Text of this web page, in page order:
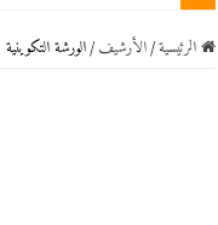
الرئيسية / اﻷرشيف / الورشة